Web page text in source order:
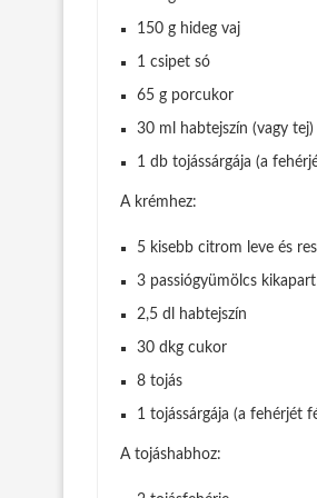
150 g hideg vaj
1 csipet só
65 g porcukor
30 ml habtejszín (vagy tej)
1 db tojássárgája (a
A krémhez:
5 kisebb citrom leve és
3 passiógyümölcs
2,5 dl habtejszín
30 dkg cukor
8 tojás
1 tojássárgája (a fehérjét
A tojáshabhoz: